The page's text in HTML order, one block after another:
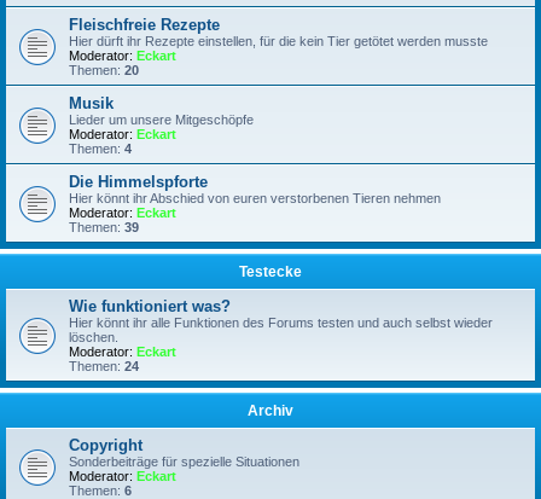
Fleischfreie Rezepte
Hier dürft ihr Rezepte einstellen, für die kein Tier getötet werden musste
Moderator: Eckart
Themen: 20
Musik
Lieder um unsere Mitgeschöpfe
Moderator: Eckart
Themen: 4
Die Himmelspforte
Hier könnt ihr Abschied von euren verstorbenen Tieren nehmen
Moderator: Eckart
Themen: 39
Testecke
Wie funktioniert was?
Hier könnt ihr alle Funktionen des Forums testen und auch selbst wieder
löschen.
Moderator: Eckart
Themen: 24
Archiv
Copyright
Sonderbeiträge für spezielle Situationen
Moderator: Eckart
Themen: 6